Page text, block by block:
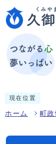
現在位置
ホーム 町政